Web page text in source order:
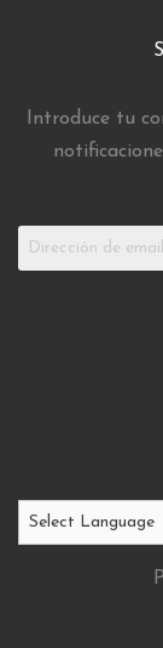
Introduce tu
Dirección